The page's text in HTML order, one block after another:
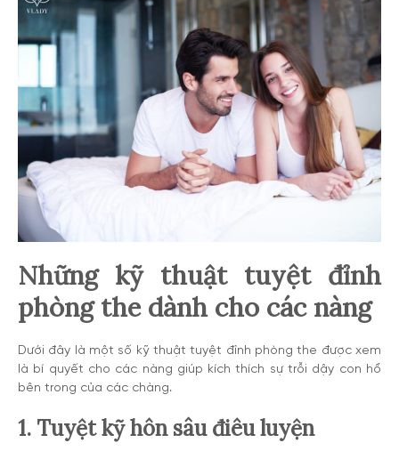
Những kỹ thuật tuyệt đỉnh
phòng the dành cho các nàng
Dưới đây là một số kỹ thuật tuyệt đỉnh phòng the được xem
là bí quyết cho các nàng giúp kích thích sự trỗi dậy con hổ
bên trong của các chàng.
1. Tuyệt kỹ hôn sâu điêu luyện